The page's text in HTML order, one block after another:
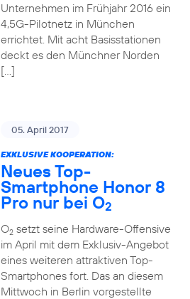
Unternehmen im Frühjahr 2016 ein
4,5G-Pilotnetz in München
errichtet. Mit acht Basisstationen
deckt es den Münchner Norden
[…]
05. April 2017
EXKLUSIVE KOOPERATION:
Neues Top-
Smartphone Honor 8
Pro nur bei O2
O2setzt seine Hardware-Offensive
im April mit dem Exklusiv-Angebot
eines weiteren attraktiven Top-
Smartphones fort. Das an diesem
Mittwoch in Berlin vorgestellte